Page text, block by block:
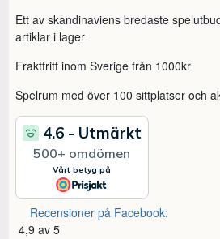
Ett av skandinaviens bredaste
artiklar i lager
Fraktfritt inom Sverige från 1000kr
Spelrum med över 100 sittplatser och
Recensioner på Facebook:
4,9 av 5